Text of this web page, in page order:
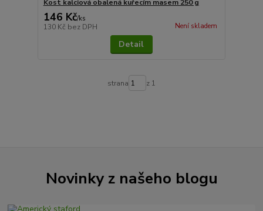
Kost kalciová obalená kuřecím masem 250 g
146 Kč/ks
130 Kč bez DPH Není skladem
Detail
strana z 1
Novinky z našeho blogu